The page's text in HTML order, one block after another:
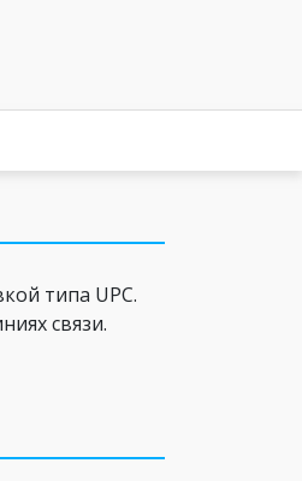
типа UPC.
связи.